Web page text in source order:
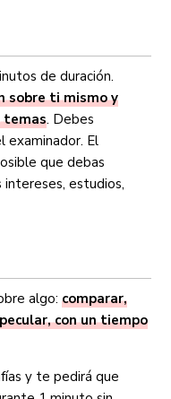
de duración.
sobre ti mismo y
temas. Debes
examinador. El
que debas
estudios,
algo:comparar,
con un tiempo
y te pedirá que